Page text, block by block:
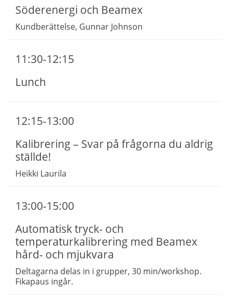
Söderenergi och Beamex
Kundberättelse, Gunnar Johnson
11:30-12:15
Lunch
12:15-13:00
Kalibrering – Svar på frågorna du aldrig
ställde!
Heikki Laurila
13:00-15:00
Automatisk tryck- och
temperaturkalibrering med Beamex
hård- och mjukvara
Deltagarna delas in i grupper, 30 min/workshop.
Fikapaus ingår.